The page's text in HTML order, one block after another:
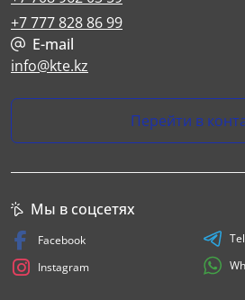
+7 777 828 86 99
E-mail
info@kte.kz
Перейти в
Мы в соцсетях
Facebook
Instagram